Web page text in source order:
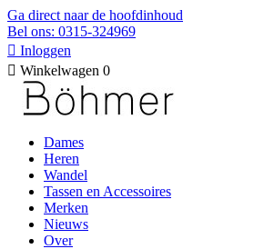
Ga direct naar de hoofdinhoud
Bel ons: 0315-324969
 Inloggen
 Winkelwagen 0
Dames
Heren
Wandel
Tassen en Accessoires
Merken
Nieuws
Over